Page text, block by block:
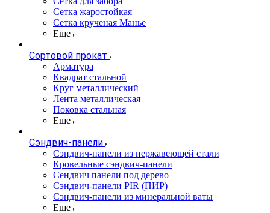
Сетка жаростойкая
Сетка крученая Манье
Еще
Сортовой прокат
Арматура
Квадрат стальной
Круг металлический
Лента металлическая
Поковка стальная
Еще
Сэндвич-панели
Cэндвич-панели из нержавеющей стали
Кровельные сэндвич-панели
Сендвич панели под дерево
Сэндвич-панели PIR (ПИР)
Сэндвич-панели из минеральной ваты
Еще